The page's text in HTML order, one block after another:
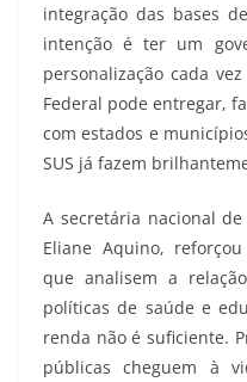
integração das bases
intenção é ter um
personalização cada
Federal pode entregar,
com estados e
SUS já fazem
A secretária nacional
Eliane Aquino,
que analisem a
políticas de saúde e
renda não é suficiente.
públicas cheguem à